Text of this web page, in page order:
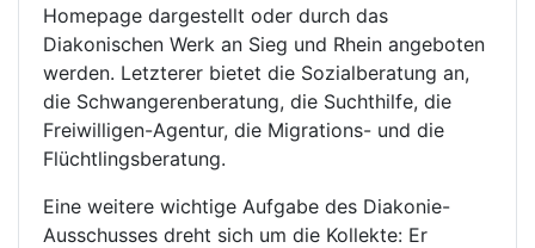
Homepage dargestellt oder durch das
Diakonischen Werk an Sieg und Rhein angeboten
werden. Letzterer bietet die Sozialberatung an,
die Schwangerenberatung, die Suchthilfe, die
Freiwilligen-Agentur, die Migrations- und die
Flüchtlingsberatung.
Eine weitere wichtige Aufgabe des Diakonie-
Ausschusses dreht sich um die Kollekte: Er